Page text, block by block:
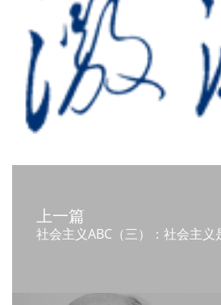
上一篇
社会主义ABC（三）：社会主义